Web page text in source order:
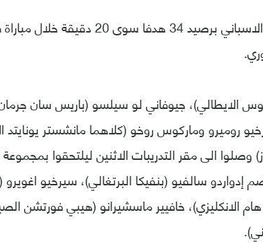
ولم يخض ميسي هداف الدوري الاسباني برصيد 34
الايطالي)، جيوفاني لو سيلسو (باريس سان
روميرو وماركوس روخو (كلاهما مانشستر يونايتد
وصلوا الى مقر التدريبات الاثنين ليلتحقوا
إدواردو سالفيو (بنفيكا البرتغالي)، سيرخيو
الانكليزي)، خافيير ماسشيرانو (هيبي فورتشن